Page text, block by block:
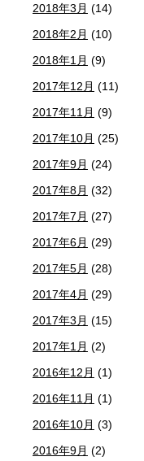
2018年3月 (14)
2018年2月 (10)
2018年1月 (9)
2017年12月 (11)
2017年11月 (9)
2017年10月 (25)
2017年9月 (24)
2017年8月 (32)
2017年7月 (27)
2017年6月 (29)
2017年5月 (28)
2017年4月 (29)
2017年3月 (15)
2017年1月 (2)
2016年12月 (1)
2016年11月 (1)
2016年10月 (3)
2016年9月 (2)